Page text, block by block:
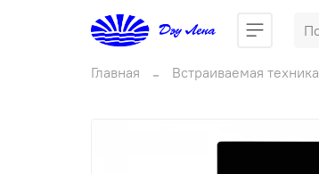
Главная
Встраиваемая техника